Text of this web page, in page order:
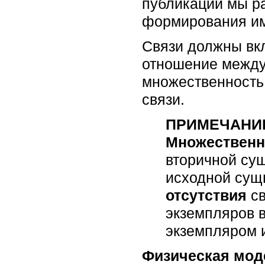
публикаций мы
формирования
Связи должны
отношение
связи.
вторичной
исходной
отсутствия
экземпляров
экземпляром
Физическая